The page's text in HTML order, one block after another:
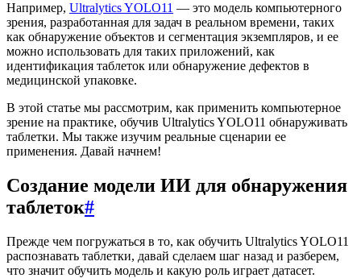
Например, Ultralytics YOLO11 — это модель компьютерного
зрения, разработанная для задач в реальном времени, таких
как обнаружение объектов и сегментация экземпляров, и ее
можно использовать для таких приложений, как
идентификация таблеток или обнаружение дефектов в
медицинской упаковке.
В этой статье мы рассмотрим, как применить компьютерное
зрение на практике, обучив Ultralytics YOLO11 обнаруживать
таблетки. Мы также изучим реальные сценарии ее
применения. Давай начнем!
Создание модели ИИ для обнаружения
таблеток#
Прежде чем погружаться в то, как обучить Ultralytics YOLO11
распознавать таблетки, давай сделаем шаг назад и разберем,
что значит обучить модель и какую роль играет датасет.